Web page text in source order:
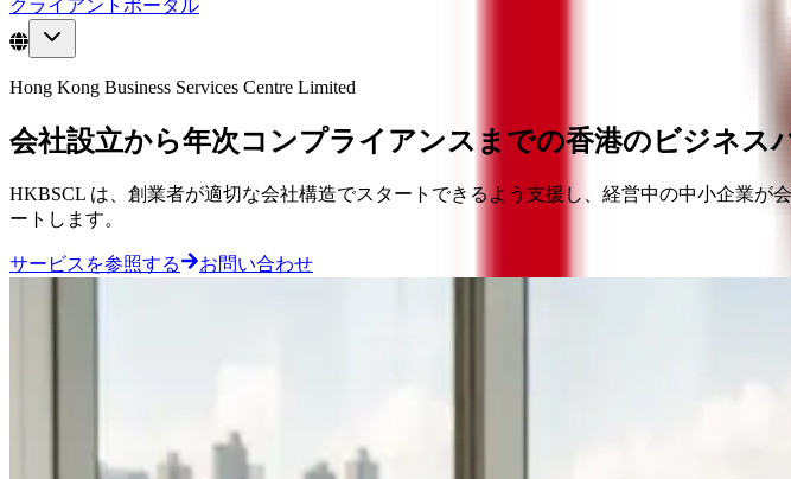
クライアントポータル
Hong Kong Business Services Centre Limited
会社設立から年次コンプライアンスまでの香港のビジネス
HKBSCL は、創業者が適切な会社構造でスタートできるよう支援し、経営中の中小企業
ートします。
サービスを参照する お問い合わせ